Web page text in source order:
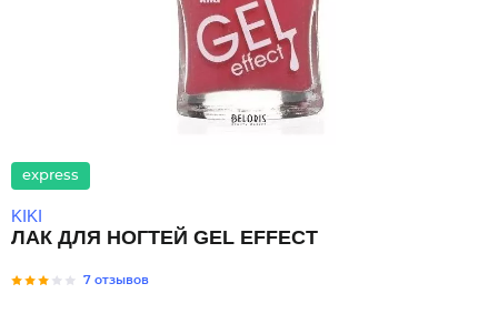
express
KIKI
ЛАК ДЛЯ НОГТЕЙ GEL EFFECT
7 отзывов